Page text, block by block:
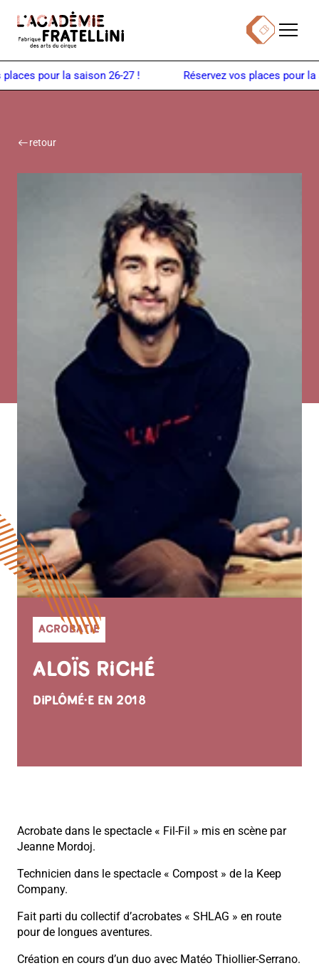
Billetterie
Menu
pour la saison 26-27 !
retour
ACROBATIE
ALOÏS RICHÉ
DIPLÔMÉ·E EN 2018
Acrobate dans le spectacle « Fil-Fil » mis en scène par
Jeanne Mordoj.
Technicien dans le spectacle « Compost » de la Keep
Company.
Fait parti du collectif d’acrobates « SHLAG » en route
pour de longues aventures.
Création en cours d’un duo avec Matéo Thiollier-Serrano.
Panneau de gestion des cookies